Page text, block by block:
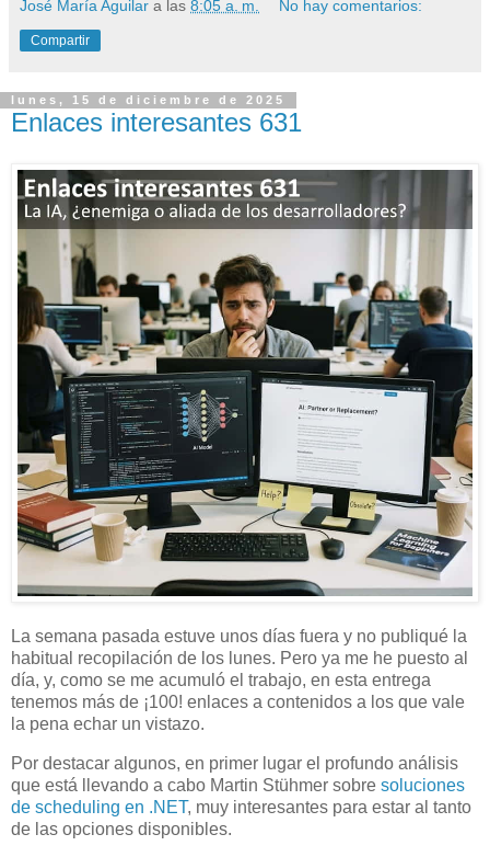
José María Aguilar a las 8:05 a. m. No hay comentarios:
Compartir
lunes, 15 de diciembre de 2025
Enlaces interesantes 631
La semana pasada estuve unos días fuera y no publiqué la
habitual recopilación de los lunes. Pero ya me he puesto al
día, y, como se me acumuló el trabajo, en esta entrega
tenemos más de ¡100! enlaces a contenidos a los que vale
la pena echar un vistazo.
Por destacar algunos, en primer lugar el profundo análisis
que está llevando a cabo Martin Stühmer sobre soluciones
de scheduling en .NET, muy interesantes para estar al tanto
de las opciones disponibles.